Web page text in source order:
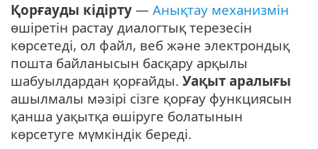
Қорғауды кідірту — Анықтау механизмін
өшіретін растау диалогтық терезесін
көрсетеді, ол файл, веб және электрондық
пошта байланысын басқару арқылы
шабуылдардан қорғайды. Уақыт аралығы
ашылмалы мәзірі сізге қорғау функциясын
қанша уақытқа өшіруге болатынын
көрсетуге мүмкіндік береді.